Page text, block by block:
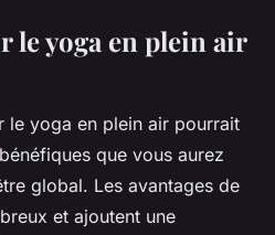
le yoga en plein air
le yoga en plein air pourrait
que vous aurez
global. Les avantages de
et ajoutent une